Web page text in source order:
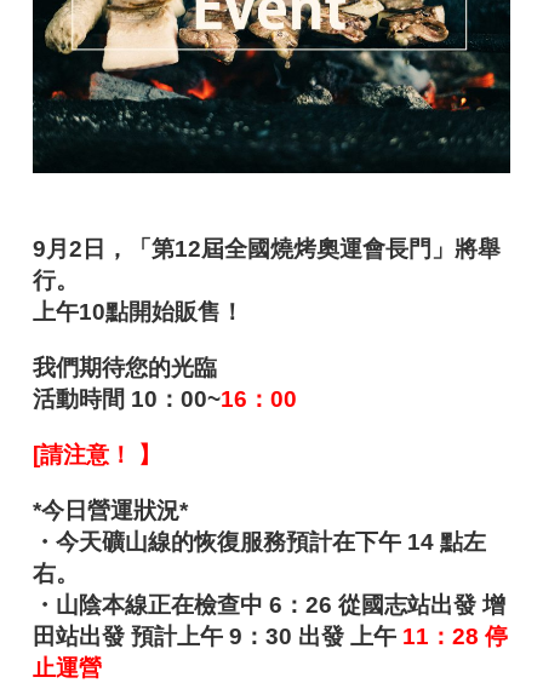
9月2日，「第12屆全國燒烤奧運會長門」將舉
行。
上午10點開始販售！
我們期待您的光臨
活動時間 10：00~16：00
[請注意！ 】
*今日營運狀況*
・今天礦山線的恢復服務預計在下午 14 點左
右。
・山陰本線正在檢查中 6：26 從國志站出發 增
田站出發 預計上午 9：30 出發 上午 11：28 停
止運營